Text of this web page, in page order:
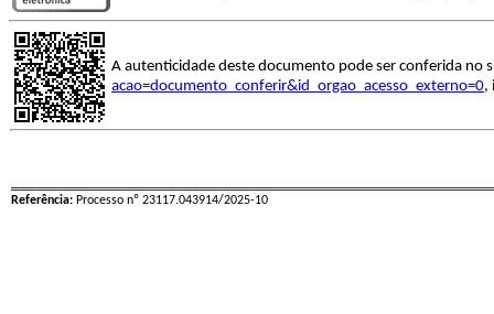
A autenticidade deste documento pode ser conferida no
acao=documento_conferir&id_orgao_acesso_externo=0,
Referência: Processo nº 23117.043914/2025-10